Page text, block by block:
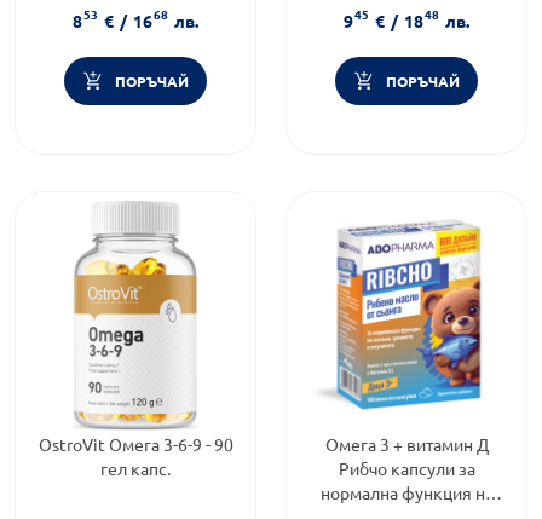
Форма на продукта:капсули
853 € / 1668 лв.
ПОРЪЧАЙ
945 € / 1848 лв.
ПОРЪЧАЙ
OstroVit Омега 3-6-9 - 90
гел капс.
Омега 3 + витамин Д
Рибчо капсули за
нормална функция на